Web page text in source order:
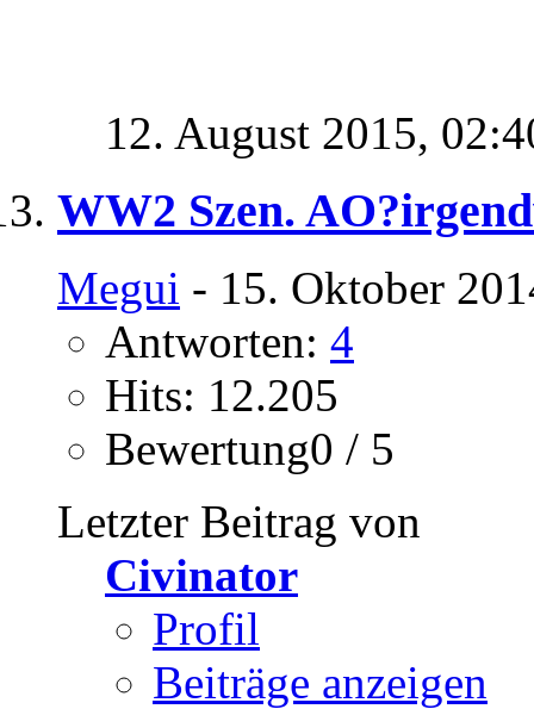
12. August 2015,
WW2 Szen.
Megui - 15. Oktober
Antworten: 4
Hits: 12.205
Bewertung0 / 5
Letzter Beitrag von
Civinator
Profil
Beiträge anzeigen